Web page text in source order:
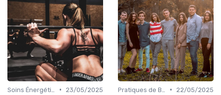
•
23/05/2025
•
22/05/2025